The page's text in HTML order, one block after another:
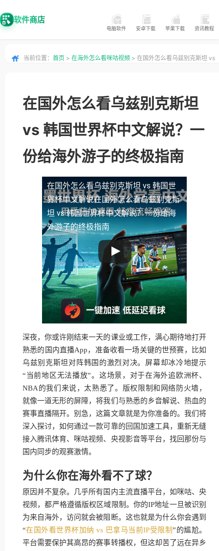
软件商店
电脑软件 安卓下载 苹果下载 资讯教程
当前位置： 首页 > 在海外怎么看咪咕视频 > 在国外怎么看乌兹别克斯坦 vs
在国外怎么看乌兹别克斯坦
vs 韩国世界杯中文解说？一
份给海外游子的终极指南
在国外怎么看乌兹别克斯坦 vs 韩国世
界杯中文解说在国外怎么看乌兹别克斯
坦 vs 韩国世界杯中文解说？一份给海
外游子的终极指南
深夜，你或许刚结束一天的课业或工作，满心期待地打开
熟悉的国内直播App，准备收看一场关键的世预赛，比如
乌兹别克斯坦对阵韩国的激烈对决。屏幕却冰冷地提示
“当前地区无法播放”。这场景，对于在海外追欧洲杯、
NBA的我们来说，太熟悉了。版权限制和网络防火墙，
就像一道无形的屏障，将我们与熟悉的乡音解说、热血的
赛事直播隔开。别急，这篇文章就是为你准备的。我们将
深入探讨，如何通过一款可靠的回国加速工具，重新无缝
接入腾讯体育、咪咕视频、央视影音等平台，找回那份与
国内同步的观赛激情。
为什么你在海外看不了球？
原因并不复杂。几乎所有国内主流直播平台，如咪咕、央
视频，都严格遵循版权区域限制。你的IP地址一旦被识别
为来自海外，访问就会被阻断。这也就是为什么你会遇到
“在国外看世界杯加纳 vs 巴拿马当前IP受限制”的尴尬。
平台需要保护其高昂的赛事转播权，但这却苦了远在异乡